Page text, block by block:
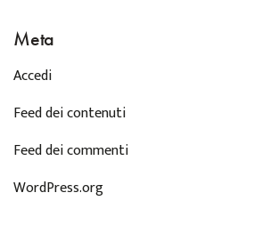
Meta
Accedi
Feed dei contenuti
Feed dei commenti
WordPress.org